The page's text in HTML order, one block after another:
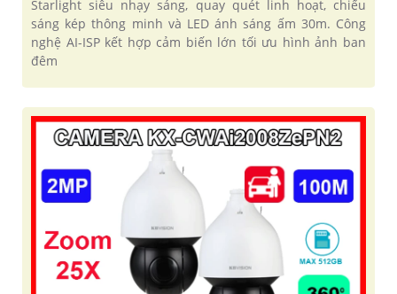
Starlight siêu nhạy sáng, quay quét linh hoạt, chiếu
sáng kép thông minh và LED ánh sáng ấm 30m. Công
nghệ AI-ISP kết hợp cảm biến lớn tối ưu hình ảnh ban
đêm